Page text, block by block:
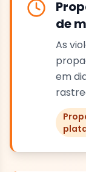
de
As
em